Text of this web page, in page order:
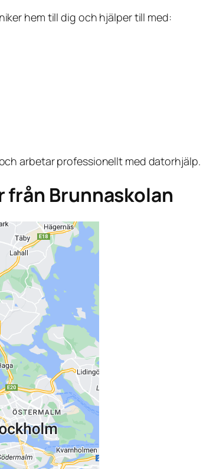
hem till dig och hjälper till med:
arbetar professionellt med datorhjälp.
Brunnaskolan